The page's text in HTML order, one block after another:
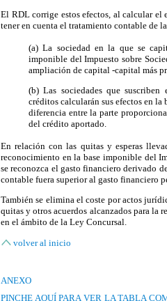
El RDL corrige estos efectos, al calcular el
tener en cuenta el tratamiento contable de
(a) La sociedad en la que se
imponible del Impuesto sobre
ampliación de capital -capital más
(b) Las sociedades que
créditos calcularán sus efectos en
diferencia entre la parte
del crédito aportado.
En relación con las quitas y esperas
reconocimiento en la base imponible del
se reconozca el gasto financiero derivado
contable fuera superior al gasto financiero
También se elimina el coste por actos
quitas y otros acuerdos alcanzados para la
en el ámbito de la Ley Concursal.
volver al inicio
ANEXO
PINCHE AQUÍ PARA VER LA TABLA